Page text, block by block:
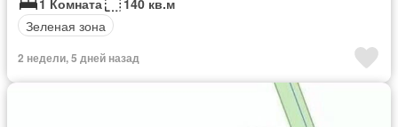
1 Комната
140 кв.м
Зеленая зона
2 недели, 5 дней назад